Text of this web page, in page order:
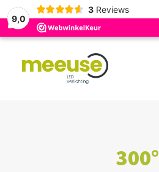
9,0
3 Reviews
BUDGET ASSORTIMENT300°